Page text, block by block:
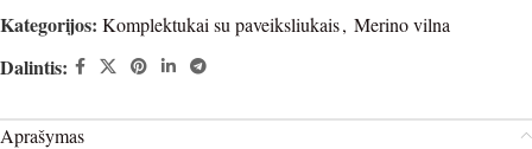
Kategorijos: Komplektukai su paveiksliukais, Merino vilna
Dalintis:
Aprašymas